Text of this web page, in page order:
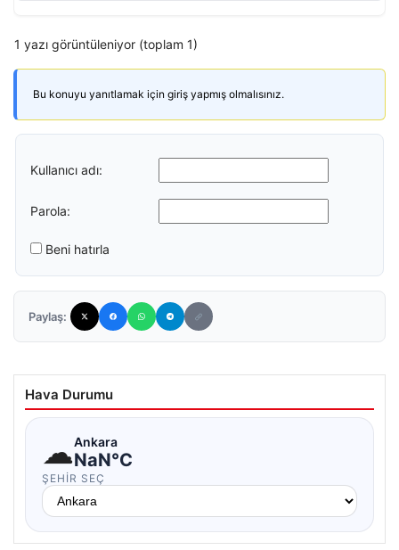
1 yazı görüntüleniyor (toplam 1)
Bu konuyu yanıtlamak için giriş yapmış olmalısınız.
Kullanıcı adı:
Parola:
Beni hatırla
Paylaş:
Hava Durumu
☁Ankara
NaN°C
ŞEHIR SEÇ